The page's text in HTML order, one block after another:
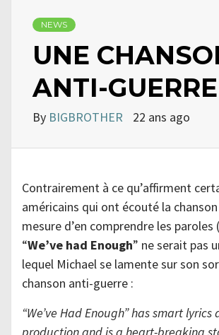
NEWS
UNE
ANTI-GUERRE
By BIGBROTHER 22 ans ago
Contrairement à ce qu’affirment
américains qui ont écouté la
mesure d’en comprendre les
“We’ve had Enough” ne serait pas
lequel Michael se lamente sur son
chanson anti-guerre :
“We’ve Had Enough” has smart